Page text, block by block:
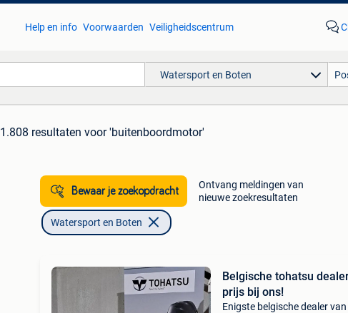
Help en info Voorwaarden Veiligheidscentrum
Watersport en Boten
1.808 resultaten voor 'buitenboordmotor'
Bewaar je zoekopdracht
Ontvang meldingen van
nieuwe zoekresultaten
Watersport en Boten
Belgische tohatsu
prijs bij ons!
Enigste belgische dealer